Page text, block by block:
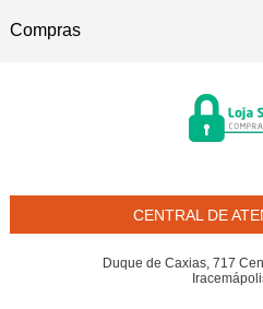
Compras
CENTRAL DE
Duque de Caxias, 717